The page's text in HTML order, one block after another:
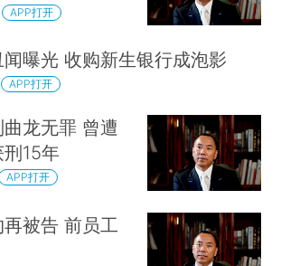
APP打开
曝光 收购新生银行成泡影
APP打开
龙无罪 曾遭
15年
APP打开
被告 前员工